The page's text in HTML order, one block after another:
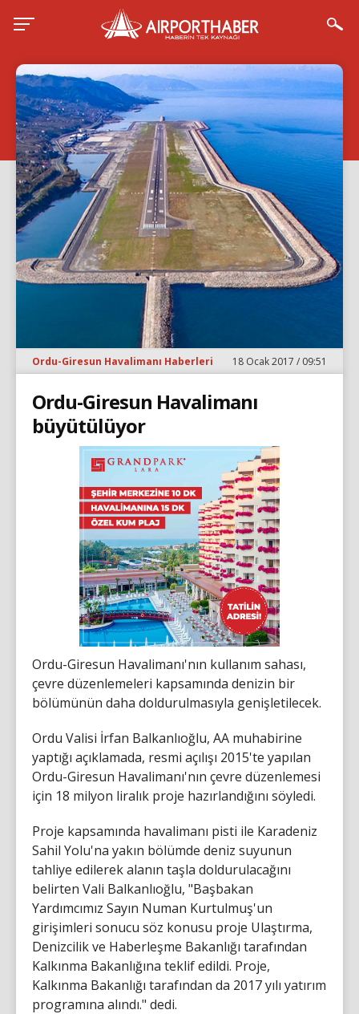
Ordu-Giresun Havalimanı Haberleri 18 Ocak 2017 / 09:51
Ordu-Giresun Havalimanı
büyütülüyor
Ordu-Giresun Havalimanı'nın kullanım sahası,
çevre düzenlemeleri kapsamında denizin bir
bölümünün daha doldurulmasıyla genişletilecek.
Ordu Valisi İrfan Balkanlıoğlu, AA muhabirine
yaptığı açıklamada, resmi açılışı 2015'te yapılan
Ordu-Giresun Havalimanı'nın çevre düzenlemesi
için 18 milyon liralık proje hazırlandığını söyledi.
Proje kapsamında havalimanı pisti ile Karadeniz
Sahil Yolu'na yakın bölümde deniz suyunun
tahliye edilerek alanın taşla doldurulacağını
belirten Vali Balkanlıoğlu, "Başbakan
Yardımcımız Sayın Numan Kurtulmuş'un
girişimleri sonucu söz konusu proje Ulaştırma,
Denizcilik ve Haberleşme Bakanlığı tarafından
Kalkınma Bakanlığına teklif edildi. Proje,
Kalkınma Bakanlığı tarafından da 2017 yılı yatırım
programına alındı." dedi.